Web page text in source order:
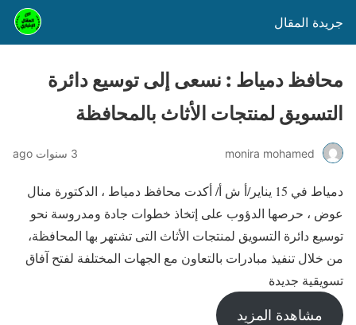
جريدة المقال
محافظ دمياط : نسعى إلى توسيع دائرة
التسويق لمنتجات الأثاث بالمحافظة
monira mohamed 3 سنوات ago
دمياط في 15 يناير/أ ش أ/ أكدت محافظ دمياط ، الدكتورة منال
عوض ، حرصها الدؤوب على إتخاذ خطوات جادة ومدروسة نحو
توسيع دائرة التسويق لمنتجات الأثاث التى تشتهر بها المحافظة،
من خلال تنفيذ مبادرات بالتعاون مع الجهات المختلفة لفتح آفاق
تسويقية جديدة
مشاهدة المزيد